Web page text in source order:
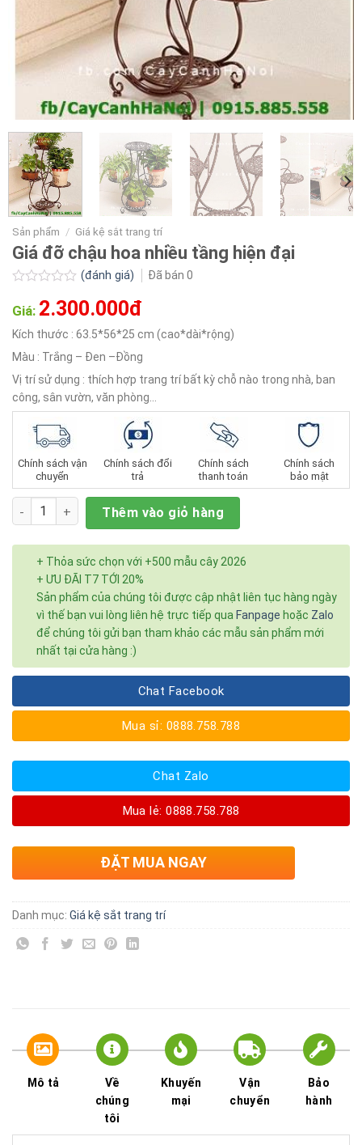
Sản phẩm / Giá kệ sắt trang trí
Giá đỡ chậu hoa nhiều tầng hiện đại
xếp
0.0
sao
(đánh giá) Đã bán 0
Giá: 2.300.000đ
Kích thước : 63.5*56*25 cm (cao*dài*rộng)
Màu : Trắng – Đen –Đồng
Vị trí sử dụng : thích hợp trang trí bất kỳ chỗ nào trong nhà, ban
công, sân vườn, văn phòng…
Chính sách vận
chuyển
Chính sách đổi
trả
Chính sách
thanh toán
Chính sách
bảo mật
Số lượng Thêm vào giỏ hàng
+ Thỏa sức chọn với +500 mẫu cây 2026
+ ƯU ĐÃI T7 TỚI 20%
Sản phẩm của chúng tôi được cập nhật liên tục hàng ngày
vì thế bạn vui lòng liên hệ trực tiếp qua Fanpage hoặc Zalo
để chúng tôi gửi bạn tham khảo các mẫu sản phẩm mới
nhất tại cửa hàng :)
Chat Facebook
Mua sỉ: 0888.758.788
Chat Zalo
Mua lẻ: 0888.758.788
ĐẶT MUA NGAY
Danh mục: Giá kệ sắt trang trí
Mô tả
Về
chúng
tôi
Khuyến
mại
Vận
chuyển
Bảo
hành